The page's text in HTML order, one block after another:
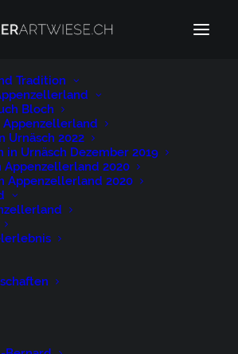
Tradition
Bloch
Appenzellerland
Urnäsch 2022
in Urnäsch Dezember 2019
2020
Appenzellerland 2020
estat | Null
Hotel
Tourismus AR
für Sonderaufgaben | Frank
und Patrik Riklin